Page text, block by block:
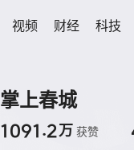
视频 财经 科技
掌上春城
1091.2万 获赞